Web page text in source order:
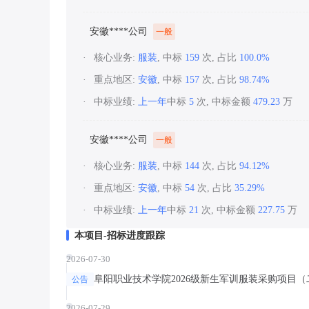
安徽****公司 一般
核心业务: 服装, 中标 159 次, 占比 100.0%
重点地区: 安徽, 中标 157 次, 占比 98.74%
中标业绩: 上一年中标 5 次, 中标金额 479.23 万
安徽****公司 一般
核心业务: 服装, 中标 144 次, 占比 94.12%
重点地区: 安徽, 中标 54 次, 占比 35.29%
中标业绩: 上一年中标 21 次, 中标金额 227.75 万
本项目-招标进度跟踪
2026-07-30
公告 阜阳职业技术学院2026级新生军训服装采购项目